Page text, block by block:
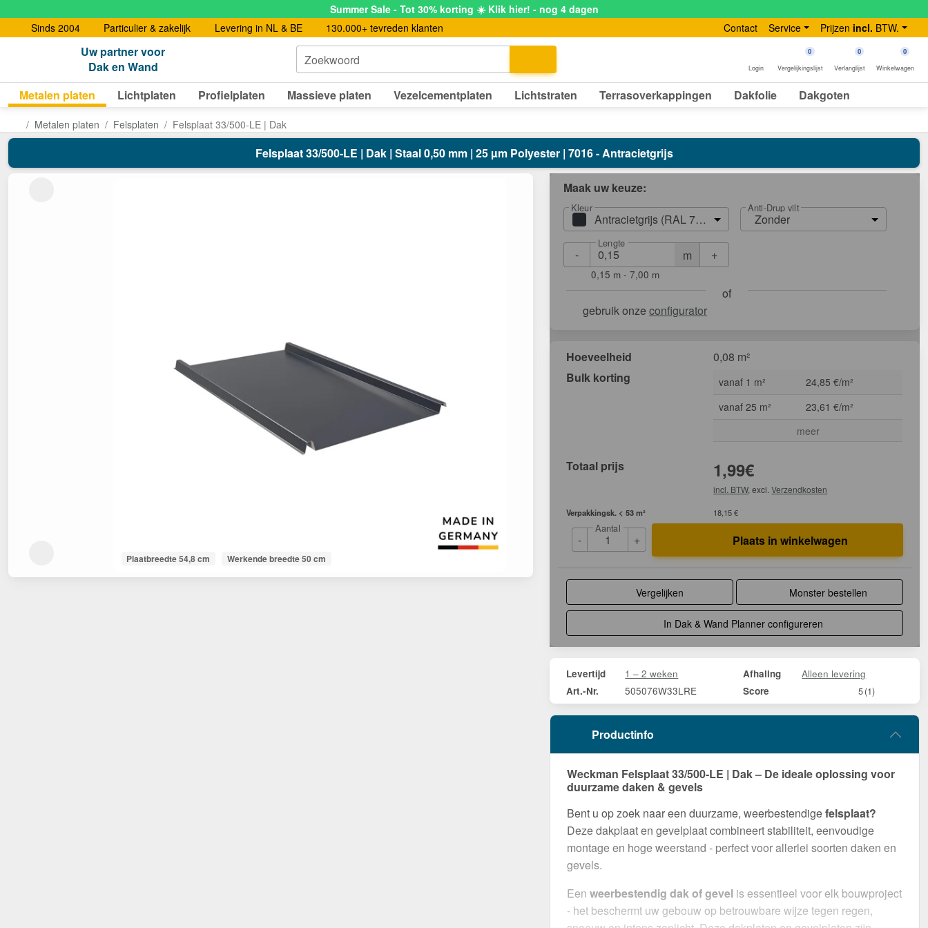
Summer Sale - Tot 30% korting ☀️ Klik hier! - nog 4 dagen
Sinds 2004
Particulier & zakelijk Levering in NL & BE 130.000+ tevreden klanten Contact Service Prijzen incl. BTW.
Uw partner voor
Dak en Wand
Zoekwoord
Login
0
Vergelijkingslijst
0
Verlanglijst
0
Winkelwagen
Metalen platen Lichtplaten Profielplaten Massieve platen Vezelcementplaten Lichtstraten Terrasoverkappingen Dakfolie Dakgoten
Metalen platen Felsplaten Felsplaat 33/500-LE | Dak
Felsplaat 33/500-LE | Dak | Staal 0,50 mm | 25 µm Polyester | 7016 - Antracietgrijs
Plaatbreedte 54,8 cm Werkende breedte 50 cm
Maak uw keuze:
Kleur
Antracietgrijs (RAL 7016)
Anti-Drup vilt
Zonder
- m
Lengte
+
0,15 m - 7,00 m
of
gebruik onze configurator
Hoeveelheid
0,08 m²
Bulk korting
vanaf 1 m²
24,85 €/m²
vanaf 25 m²
23,61 €/m²
meer
Totaal prijs 1,99€
incl. BTW, excl.Verzendkosten
Verpakkingsk. < 53 m² 18,15 €
-
Aantal
+ Plaats in winkelwagen
Vergelijken Monster bestellen
In Dak & Wand Planner configureren
Levertijd 1 – 2 weken Afhaling Alleen levering
Art.-Nr. 505076W33LRE Score 5(1)
Productinfo
Weckman Felsplaat 33/500-LE | Dak – De ideale oplossing voor
duurzame daken & gevels
Bent u op zoek naar een duurzame, weerbestendigefelsplaat?
Deze dakplaat en gevelplaat combineert stabiliteit, eenvoudige
montage en hoge weerstand - perfect voor allerlei soorten daken en
gevels.
Een weerbestendig dak of gevel is essentieel voor elk bouwproject
- het beschermt uw gebouw op betrouwbare wijze tegen regen,